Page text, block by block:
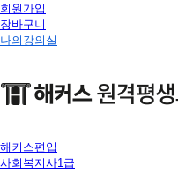
회원가입
장바구니
나의강의실
해커스편입
사회복지사1급